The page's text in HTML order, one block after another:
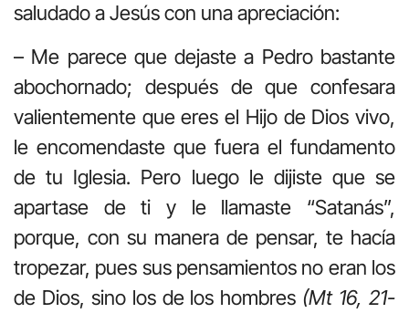
saludado a Jesús con una apreciación:
– Me parece que dejaste a Pedro bastante
abochornado; después de que confesara
valientemente que eres el Hijo de Dios vivo,
le encomendaste que fuera el fundamento
de tu Iglesia. Pero luego le dijiste que se
apartase de ti y le llamaste “Satanás”,
porque, con su manera de pensar, te hacía
tropezar, pues sus pensamientos no eran los
de Dios, sino los de los hombres (Mt 16, 21-